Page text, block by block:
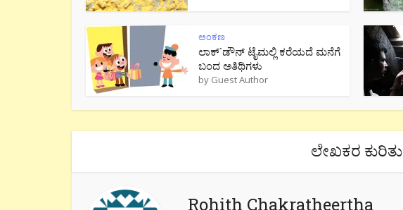
ಅಂಕಣ
ಲಾಕ್`ಡೌನ್ ಟೈಮಲ್ಲಿ ಕರೆಯದೆ ಮನೆಗೆ
ಬಂದ ಅತಿಥಿಗಳು
by Guest Author
ಲೇಖಕರ ಕುರಿತು
Rohith Chakratheertha